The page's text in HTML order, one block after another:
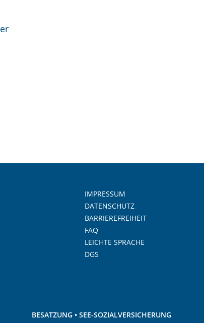
IMPRESSUM
DATENSCHUTZ
BARRIEREFREIHEIT
FAQ
LEICHTE SPRACHE
DGS
BESATZUNG • SEE-SOZIALVERSICHERUNG